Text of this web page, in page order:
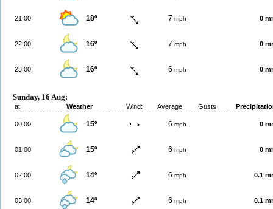
21:00 18º 7 mph 0
22:00 16º 7 mph 0
23:00 16º 6 mph 0
Sunday, 16 Aug:
at Weather Wind: Average Gusts
00:00 15º 6 mph 0
01:00 15º 6 mph 0
02:00 14º 6 mph 0.1
03:00 14º 6 mph 0.1